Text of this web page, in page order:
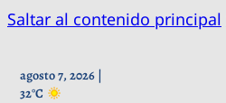
Saltar al contenido principal
agosto 7, 2026 |
32°C